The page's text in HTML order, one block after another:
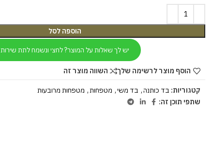
הוספה לסל
יש לך שאלות על המוצר? לחצי ונשמח לתת שירות
הוסף מוצר לרשימה שלך השווה מוצר זה
קטגוריות: בד כותנה, בד משי, מטפחות, מטפחות מרובעות
שתפי תוכן זה: